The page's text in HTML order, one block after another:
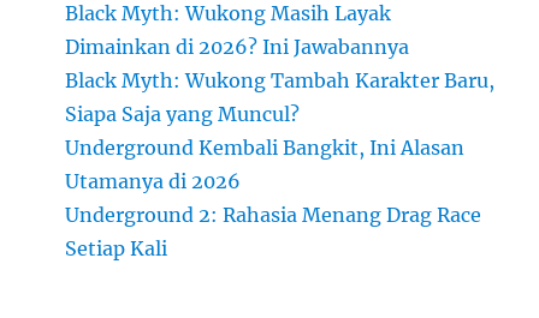
Black Myth: Wukong Masih Layak
Dimainkan di 2026? Ini Jawabannya
Black Myth: Wukong Tambah Karakter Baru,
Siapa Saja yang Muncul?
Underground Kembali Bangkit, Ini Alasan
Utamanya di 2026
Underground 2: Rahasia Menang Drag Race
Setiap Kali